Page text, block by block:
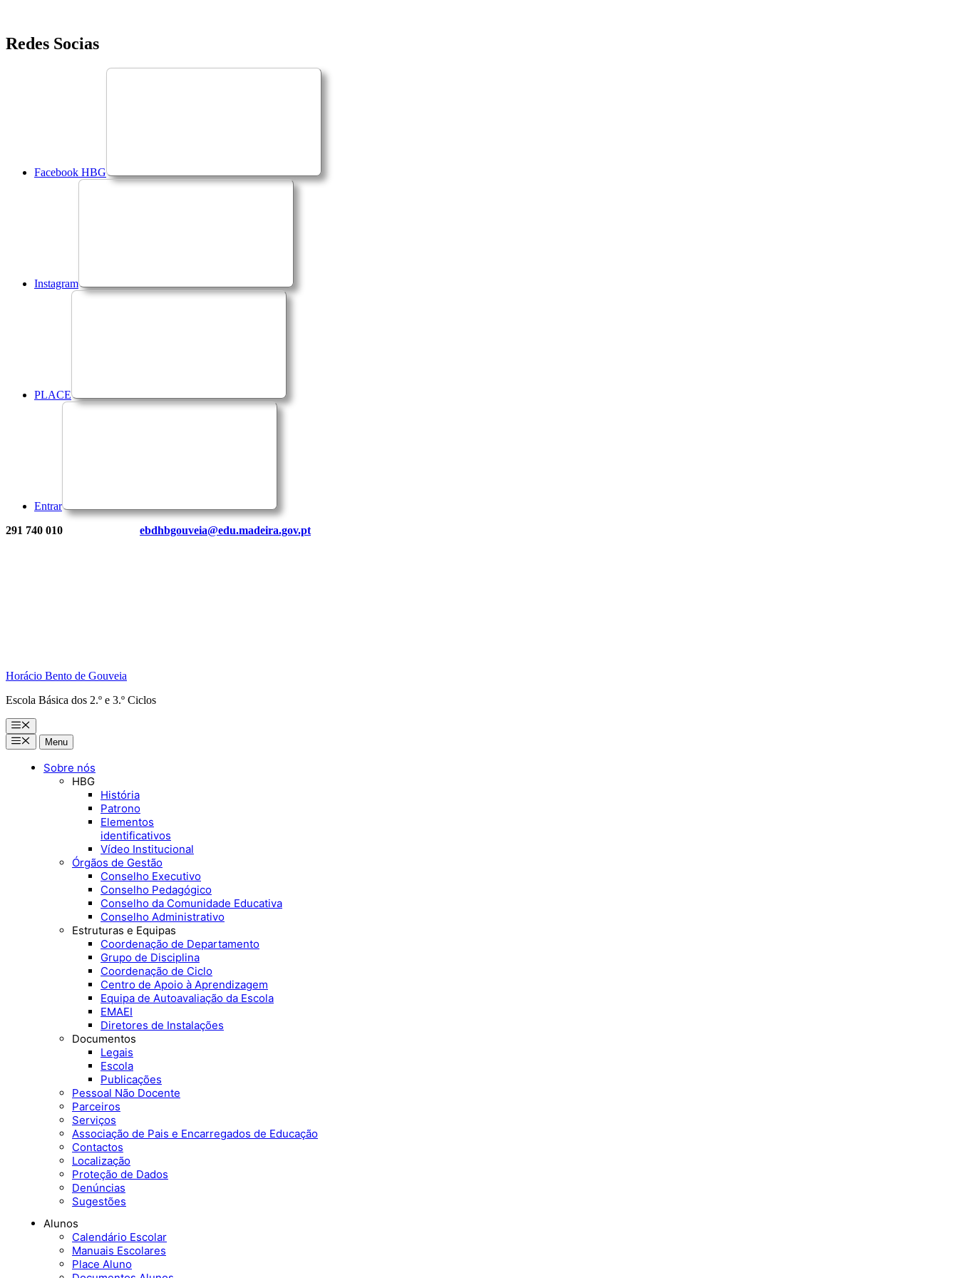
Saltar
para
Redes Socias
Facebook HBG
Instagram
PLACE
Entrar
291 740 010 ebdhbgouveia@edu.madeira.gov.pt
Horácio Bento de Gouveia
Escola Básica dos 2.º e 3.º Ciclos
Menu
MenuMenu
Sobre nós
HBG
História
Patrono
Elementos
identificativos
Vídeo Institucional
Órgãos de Gestão
Conselho Executivo
Conselho Pedagógico
Conselho da Comunidade Educativa
Conselho Administrativo
Estruturas e Equipas
Coordenação de Departamento
Grupo de Disciplina
Coordenação de Ciclo
Centro de Apoio à Aprendizagem
Equipa de Autoavaliação da Escola
EMAEI
Diretores de Instalações
Documentos
Legais
Escola
Publicações
Pessoal Não Docente
Parceiros
Serviços
Associação de Pais e Encarregados de Educação
Contactos
Localização
Proteção de Dados
Denúncias
Sugestões
Alunos
Calendário Escolar
Manuais Escolares
Place Aluno